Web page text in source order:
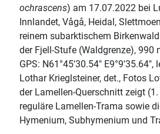
ochrascens) am 17.07.2022 bei
Innlandet, Vågå, Heidal,
reinem subarktischem
der Fjell-Stufe (Waldgrenze), 990
GPS: N61°45'30.54" E9°9'35.64",
Lothar Krieglsteiner, det., Fotos
der Lamellen-Querschnitt zeigt
reguläre Lamellen-Trama sowie
Hymenium, Subhymenium und